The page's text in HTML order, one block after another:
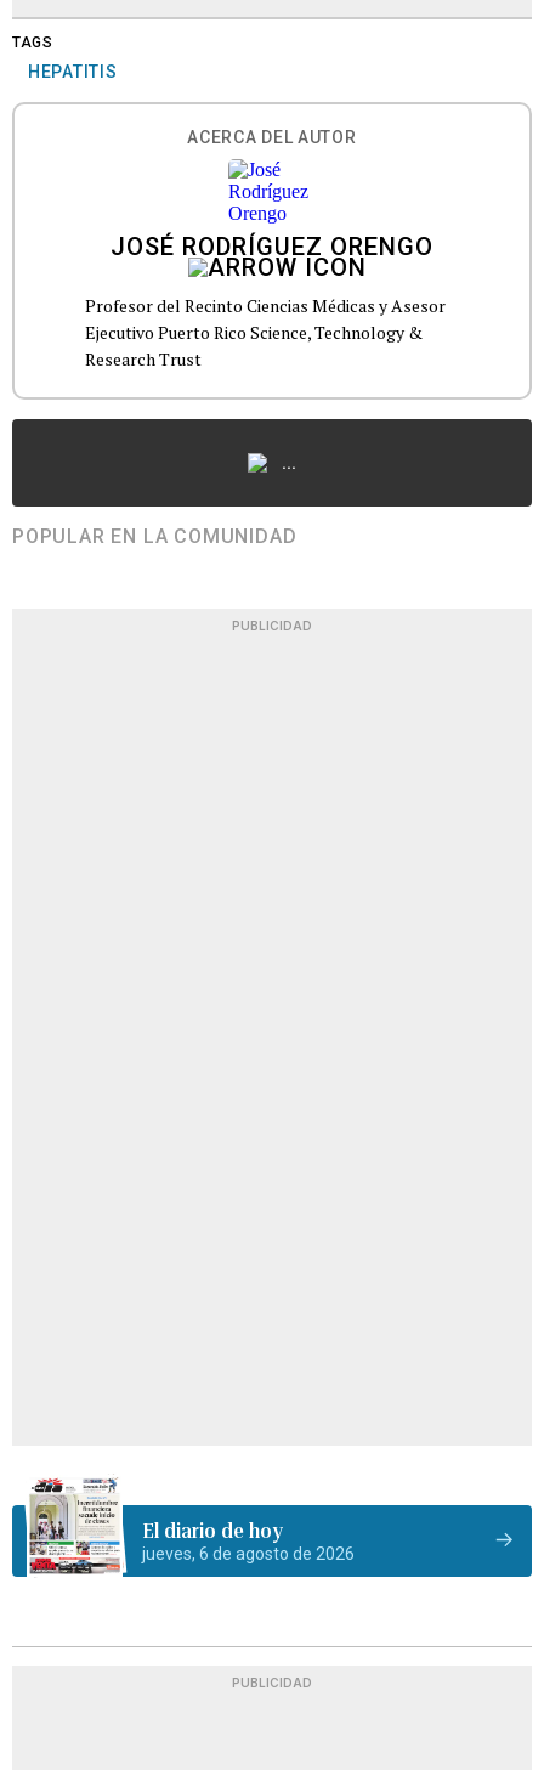
TAGS
HEPATITIS
ACERCA DEL AUTOR
JOSÉ RODRÍGUEZ ORENGO
Profesor del Recinto Ciencias Médicas y Asesor
Ejecutivo Puerto Rico Science, Technology &
Research Trust
...
POPULAR EN LA COMUNIDAD
PUBLICIDAD
El diario de hoy
jueves, 6 de agosto de 2026
PUBLICIDAD